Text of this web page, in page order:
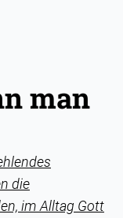
man
die
im Alltag Gott